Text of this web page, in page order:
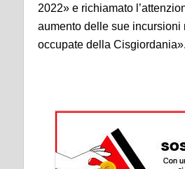
2022» e richiamato
aumento delle sue incursioni
occupate della Cisgiordania».